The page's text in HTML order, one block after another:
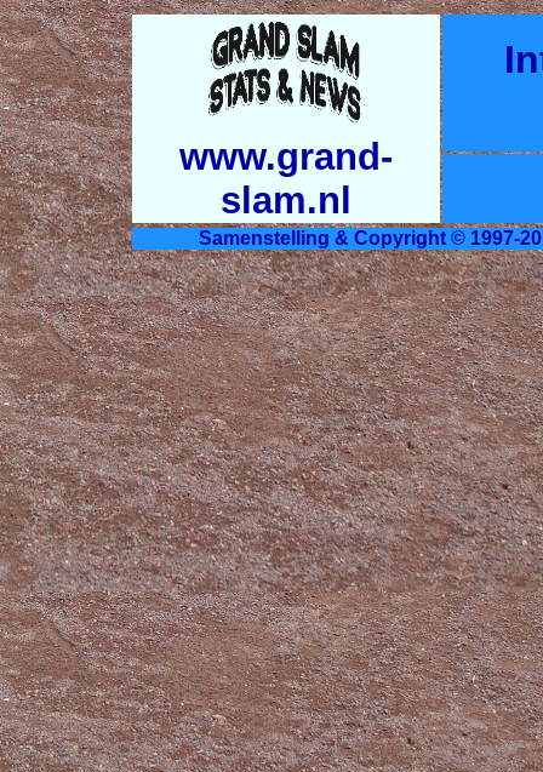
www.grand-
slam.nl
Samenstelling & Copyright © 1997-